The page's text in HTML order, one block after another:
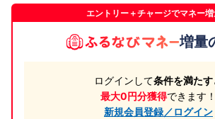
エントリー＋チャージでマネー増
増量
ログインして条件を満たす
最大0円分獲得できます！
新規会員登録／ログイン